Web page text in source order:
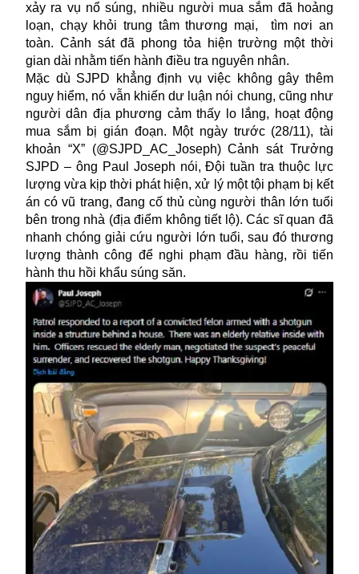
xảy ra vụ nổ súng, nhiều người mua sắm đã hoảng
loạn, chạy khỏi trung tâm thương mại, tìm nơi an
toàn. Cảnh sát đã phong tỏa hiện trường một thời
gian dài nhằm tiến hành điều tra nguyên nhân.
Mặc dù SJPD khẳng định vụ việc không gây thêm
nguy hiểm, nó vẫn khiến dư luận nói chung, cũng như
người dân địa phương cảm thấy lo lắng, hoạt động
mua sắm bị gián đoạn. Một ngày trước (28/11), tài
khoản “X” (@SJPD_AC_Joseph) Cảnh sát Trưởng
SJPD – ông Paul Joseph nói, Đội tuần tra thuộc lực
lượng vừa kịp thời phát hiện, xử lý một tội phạm bị kết
án có vũ trang, đang cố thủ cùng người thân lớn tuổi
bên trong nhà (địa điểm không tiết lộ). Các sĩ quan đã
nhanh chóng giải cứu người lớn tuổi, sau đó thương
lượng thành công để nghi phạm đầu hàng, rồi tiến
hành thu hồi khẩu súng săn.